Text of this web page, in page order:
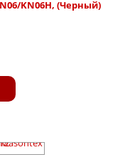
KN06H, (Черный)